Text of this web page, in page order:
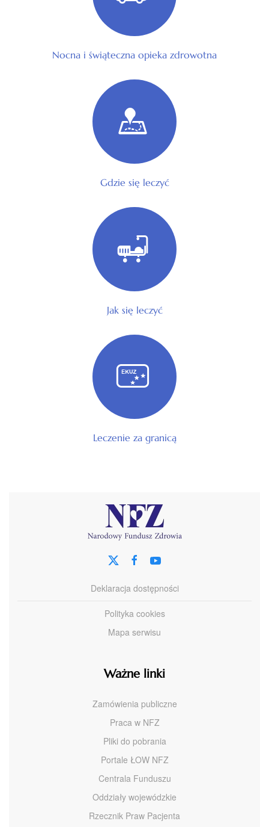
Nocna i świąteczna opieka zdrowotna
Gdzie się leczyć
Jak się leczyć
Leczenie za granicą
Deklaracja dostępności
Polityka cookies
Mapa serwisu
Ważne linki
Zamówienia publiczne
Praca w NFZ
Pliki do pobrania
Portale ŁOW NFZ
Centrala Funduszu
Oddziały wojewódzkie
Rzecznik Praw Pacjenta